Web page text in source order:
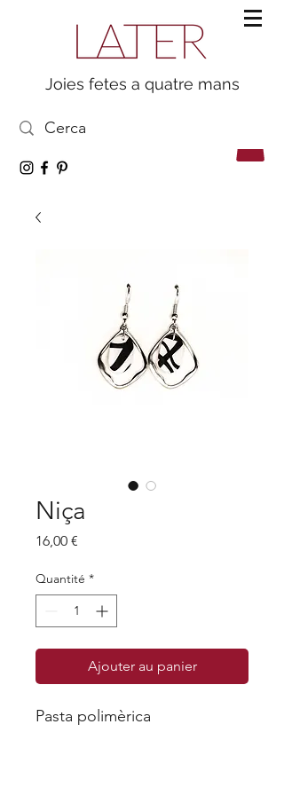
Joies fetes a quatre mans
Niça
16,00 €
Quantité *
Ajouter au panier
Pasta polimèrica